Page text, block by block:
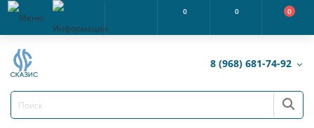
0 0 0
8 (968) 681-74-92